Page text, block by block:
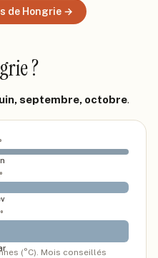
de Hongrie→
?
septembre, octobre.
°
°
(°C). Mois conseillés